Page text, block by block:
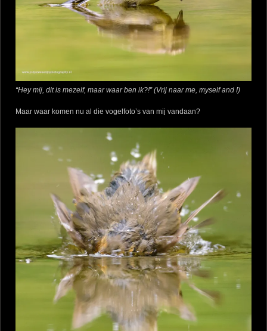
“Hey mij, dit is mezelf, maar waar ben ik?!” (Vrij naar me, myself and I)
Maar waar komen nu al die vogelfoto’s van mij vandaan?